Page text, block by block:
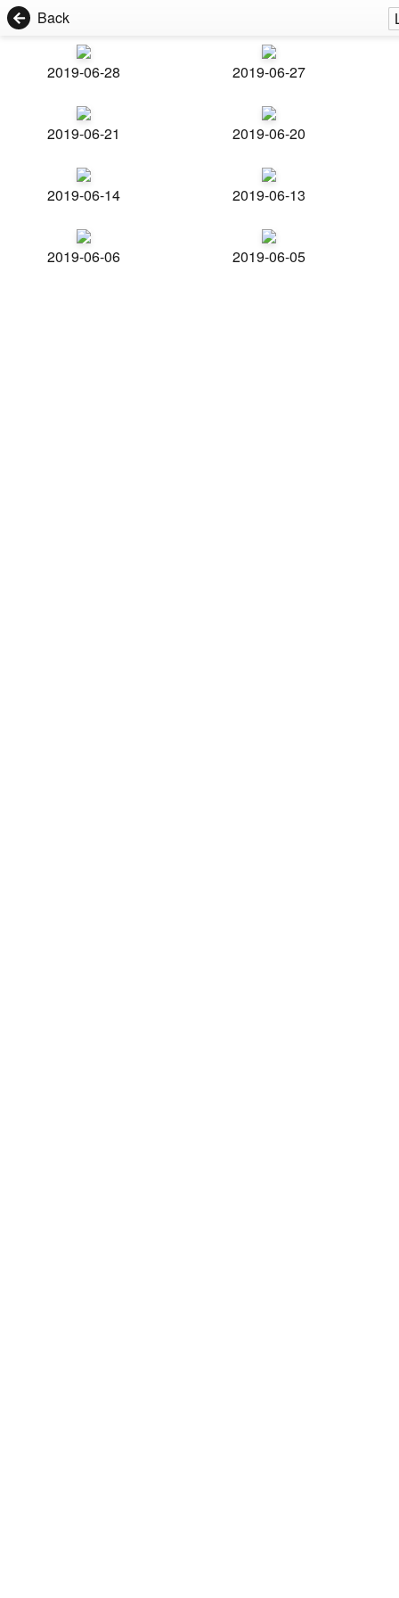
Back
2019-06-28 2019-06-27
2019-06-21 2019-06-20
2019-06-14 2019-06-13
2019-06-06 2019-06-05